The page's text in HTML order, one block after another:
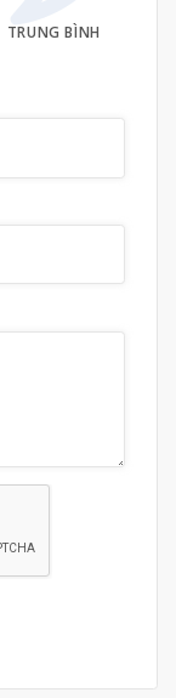
TRUNG BÌNH